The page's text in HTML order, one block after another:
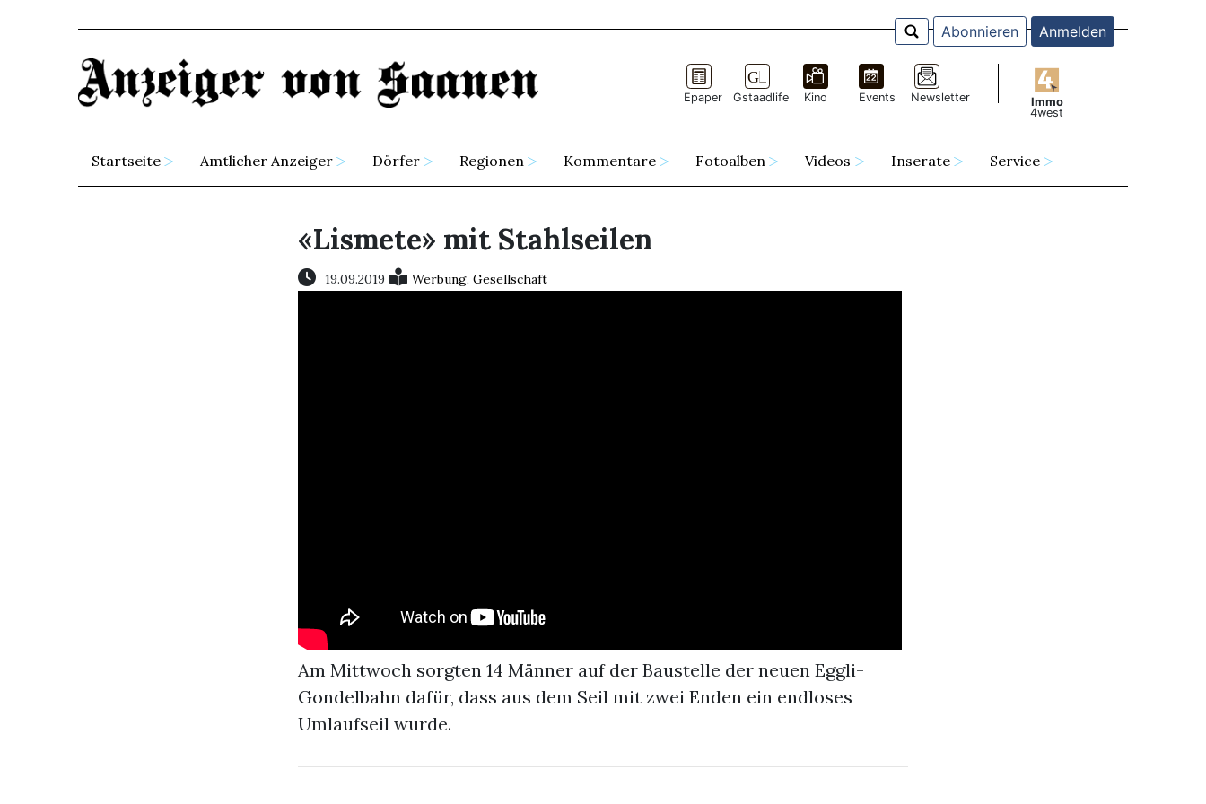
Abonnieren Anmelden
Epaper Gstaadlife Kino Events Newsletter
Immo
4west
Startseite Amtlicher Anzeiger Dörfer Regionen Kommentare Fotoalben Videos Inserate Service
«Lismete» mit Stahlseilen
19.09.2019 Werbung, Gesellschaft
Am Mittwoch sorgten 14 Männer auf der Baustelle der neuen Eggli-
Gondelbahn dafür, dass aus dem Seil mit zwei Enden ein endloses
Umlaufseil wurde.